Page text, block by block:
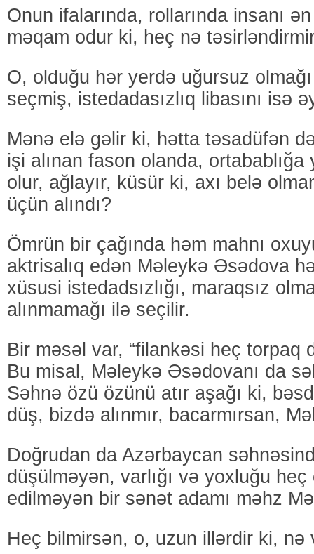
Onun ifalarında, rollarında insanı
məqam odur ki, heç nə
O, olduğu hər yerdə uğursuz
seçmiş, istedadasızlıq libasını isə
Mənə elə gəlir ki, hətta təsadüfən
işi alınan fason olanda, ortabablığa
olur, ağlayır, küsür ki, axı belə
üçün alındı?
Ömrün bir çağında həm mahnı
aktrisalıq edən Məleykə Əsədova
xüsusi istedadsızlığı, maraqsız
alınmamağı ilə seçilir.
Bir məsəl var, “filankəsi heç torpaq
Bu misal, Məleykə Əsədovanı da
Səhnə özü özünü atır aşağı ki,
düş, bizdə alınmır, bacarmırsan,
Doğrudan da Azərbaycan
düşülməyən, varlığı və yoxluğu
edilməyən bir sənət adamı məhz
Heç bilmirsən, o, uzun illərdir ki, nə